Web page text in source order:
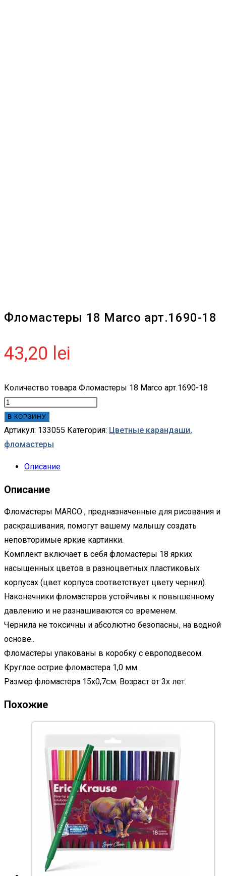
Фломастеры 18 Marco aрт.1690-18
43,20 lei
Количество товара Фломастеры 18 Marco aрт.1690-18
В КОРЗИНУ
Артикул: 133055 Категория: Цветные карандаши,
фломастеры
Описание
Описание
Фломастеры MARCO , предназначенные для рисования и
раскрашивания, помогут вашему малышу создать
неповторимые яркие картинки.
Комплект включает в себя фломастеры 18 ярких
насыщенных цветов в разноцветных пластиковых
корпусах (цвет корпуса соответствует цвету чернил).
Наконечники фломастеров устойчивы к повышенному
давлению и не разнашиваются со временем.
Чернила не токсичны и абсолютно безопасны, на водной
основе..
Фломастеры упакованы в коробку с европодвесом.
Круглое острие фломастера 1,0 мм.
Размер фломастера 15х0,7см. Возраст от 3х лет.
Похожие